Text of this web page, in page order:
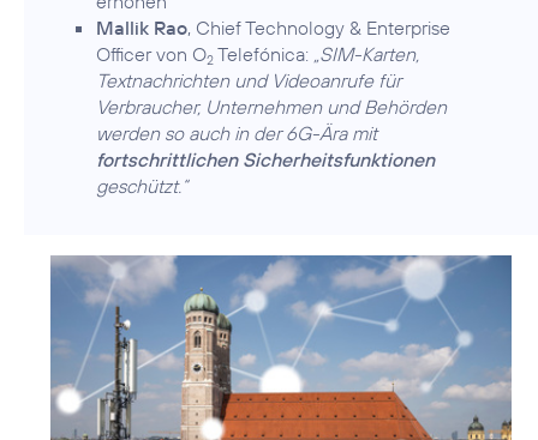
Mallik Rao, Chief Technology & Enterprise
Officer von O2 Telefónica: „SIM-Karten,
Textnachrichten und Videoanrufe für
Verbraucher, Unternehmen und Behörden
werden so auch in der 6G-Ära mit
fortschrittlichen Sicherheitsfunktionen
geschützt.“